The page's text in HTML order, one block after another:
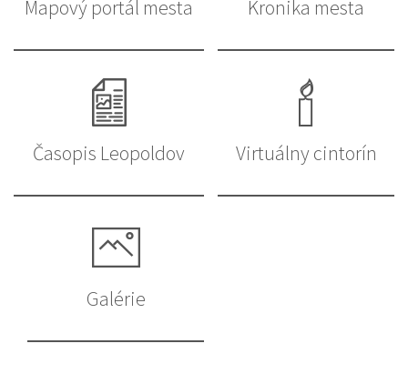
Mapový portál mesta Kronika mesta
Časopis Leopoldov Virtuálny cintorín
Galérie